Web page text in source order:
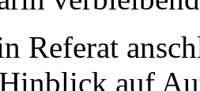
Referat
auf